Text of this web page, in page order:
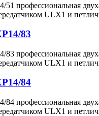
профессиональная
ULX1 и
83
профессиональная
ULX1 и
84
профессиональная
ULX1 и